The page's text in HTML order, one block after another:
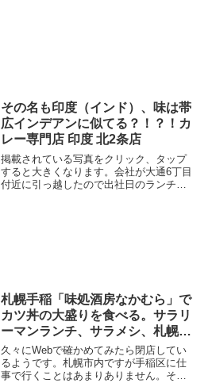
その名も印度（インド）、味は帯
広インデアンに似てる？！？！カ
レー専門店 印度 北2条店
掲載されている写真をクリック、タップ
すると大きくなります。会社が大通6丁目
付近に引っ越したので出社日のランチは
札幌手稲「味処酒房なかむら」で
カツ丼の大盛りを食べる。サラリ
ーマンランチ、サラメシ、札幌B
級グルメ
久々にWebで確かめてみたら閉店してい
るようです。札幌市内ですが手稲区に仕
事で行くことはあまりありません。そん